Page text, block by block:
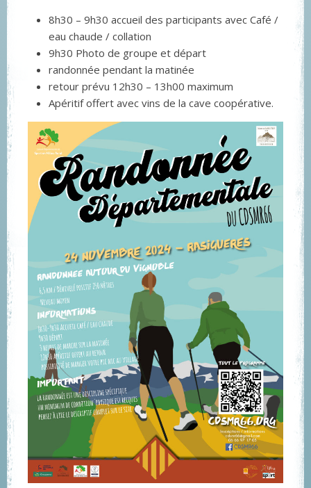
8h30 – 9h30 accueil des participants avec Café /
eau chaude / collation
9h30 Photo de groupe et départ
randonnée pendant la matinée
retour prévu 12h30 – 13h00 maximum
Apéritif offert avec vins de la cave coopérative.